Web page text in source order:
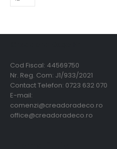
Cod Fiscal: 44569750
Nr. Reg. Com: J1/933/2021
Contact Telefon: 0723 632 070
E-mail:
comenzi@creadoradeco.ro
office@creadoradeco.ro